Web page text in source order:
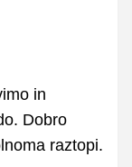
in
Dobro
raztopi.